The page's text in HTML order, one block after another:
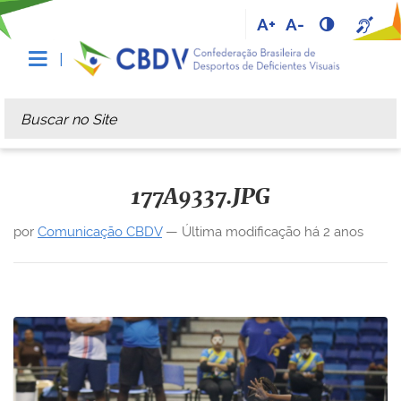
A+ A-
Busca
Busca Avançada…
177A9337.JPG
por Comunicação CBDV— Última modificação há 2 anos